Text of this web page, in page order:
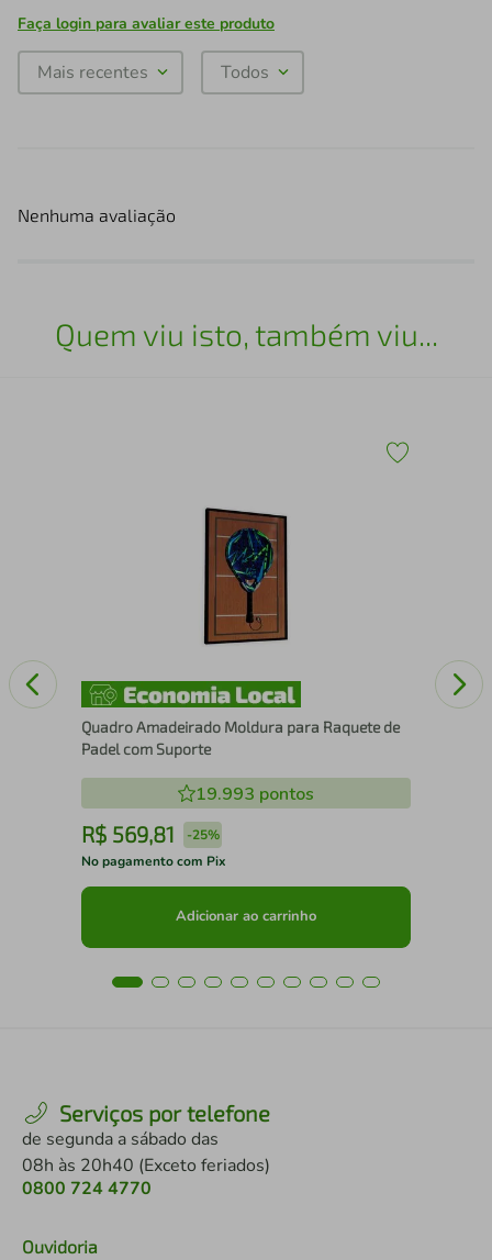
Faça login para avaliar este produto
Mais recentes Todos
Nenhuma avaliação
Quem viu isto, também viu...
Quadro Amadeirado Moldura para Raquete de
Padel com Suporte
19.993 pontos
R$ 569,81 -25%
No pagamento com Pix
Adicionar ao carrinho
Serviços por telefone
de segunda a sábado das
08h às 20h40 (Exceto feriados)
0800 724 4770
Ouvidoria